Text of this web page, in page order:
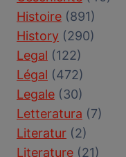
Histoire (891)
History (290)
Legal (122)
Légal (472)
Legale (30)
Letteratura (7)
Literatur (2)
Literature (21)